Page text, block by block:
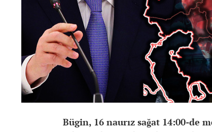
Bügin, 16 naurız sağat 14:00-de